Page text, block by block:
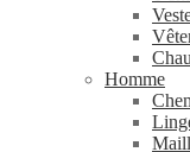
Homme